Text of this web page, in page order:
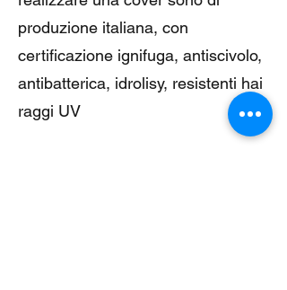
produzione italiana, con
certificazione ignifuga, antiscivolo,
antibatterica, idrolisy, resistenti hai
raggi UV